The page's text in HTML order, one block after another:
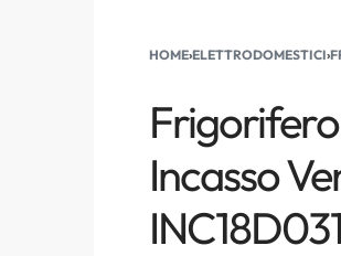
HOME›ELETTRODOMESTICI›
Incasso